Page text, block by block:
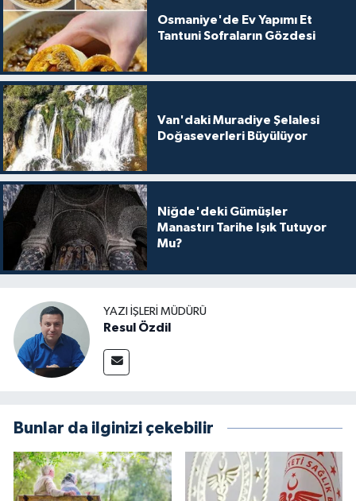
Osmaniye'de Ev Yapımı Et
Tantuni Sofraların Gözdesi
Van'daki Muradiye Şelalesi
Doğaseverleri Büyülüyor
Niğde'deki Gümüşler
Manastırı Tarihe Işık Tutuyor
Mu?
YAZI İŞLERI MÜDÜRÜ
Resul Özdil
Bunlar da ilginizi çekebilir